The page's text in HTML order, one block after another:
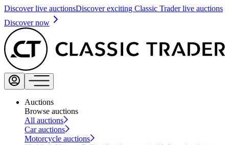
Discover live auctionsDiscover exciting Classic Trader live auctions
Discover now
Auctions
Browse auctions
All auctions
Car auctions
Motorcycle auctions